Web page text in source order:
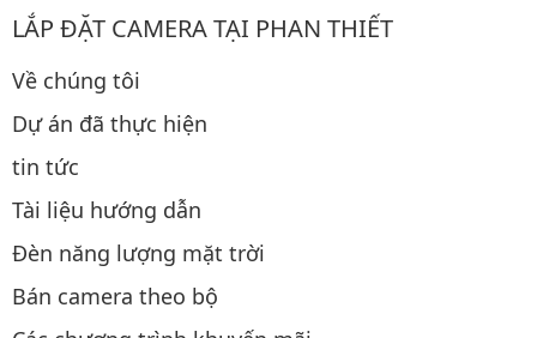
LẮP ĐẶT CAMERA TẠI PHAN THIẾT
Về chúng tôi
Dự án đã thực hiện
tin tức
Tài liệu hướng dẫn
Đèn năng lượng mặt trời
Bán camera theo bộ